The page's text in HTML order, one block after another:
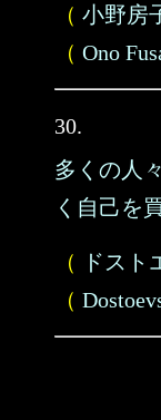
（ 小野房
（ Ono
30.
多くの人
く自己を
（ ドスト
（